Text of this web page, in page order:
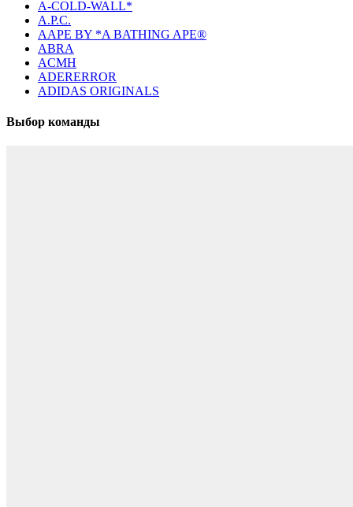
A-COLD-WALL*
A.P.C.
AAPE BY *A BATHING APE®
ABRA
ACMH
ADERERROR
ADIDAS ORIGINALS
Выбор команды